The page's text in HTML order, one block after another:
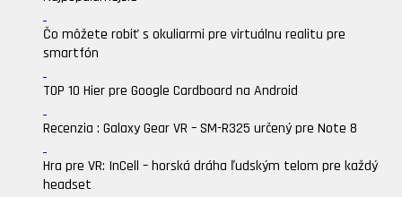
Čo môžete robiť s okuliarmi pre virtuálnu realitu pre
smartfón
TOP 10 Hier pre Google Cardboard na Android
Recenzia : Galaxy Gear VR – SM-R325 určený pre Note 8
Hra pre VR: InCell – horská dráha ľudským telom pre každý
headset